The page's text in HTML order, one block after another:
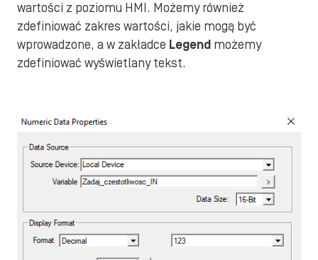
wartości z poziomu HMI. Możemy również
zdefiniować zakres wartości, jakie mogą być
wprowadzone, a w zakładce Legend możemy
zdefiniować wyświetlany tekst.